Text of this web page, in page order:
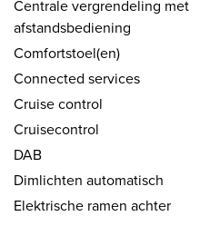
Centrale vergrendeling met
afstandsbediening
Comfortstoel(en)
Connected services
Cruise control
Cruisecontrol
DAB
Dimlichten automatisch
Elektrische ramen achter